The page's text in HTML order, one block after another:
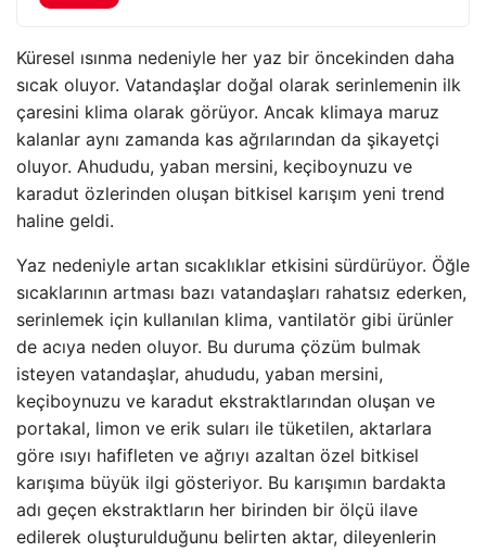
Küresel ısınma nedeniyle her yaz bir öncekinden daha
sıcak oluyor. Vatandaşlar doğal olarak serinlemenin ilk
çaresini klima olarak görüyor. Ancak klimaya maruz
kalanlar aynı zamanda kas ağrılarından da şikayetçi
oluyor. Ahududu, yaban mersini, keçiboynuzu ve
karadut özlerinden oluşan bitkisel karışım yeni trend
haline geldi.
Yaz nedeniyle artan sıcaklıklar etkisini sürdürüyor. Öğle
sıcaklarının artması bazı vatandaşları rahatsız ederken,
serinlemek için kullanılan klima, vantilatör gibi ürünler
de acıya neden oluyor. Bu duruma çözüm bulmak
isteyen vatandaşlar, ahududu, yaban mersini,
keçiboynuzu ve karadut ekstraktlarından oluşan ve
portakal, limon ve erik suları ile tüketilen, aktarlara
göre ısıyı hafifleten ve ağrıyı azaltan özel bitkisel
karışıma büyük ilgi gösteriyor. Bu karışımın bardakta
adı geçen ekstraktların her birinden bir ölçü ilave
edilerek oluşturulduğunu belirten aktar, dileyenlerin